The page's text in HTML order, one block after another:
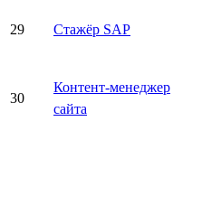
29 Стажёр SAP
30
Контент-менеджер
сайта